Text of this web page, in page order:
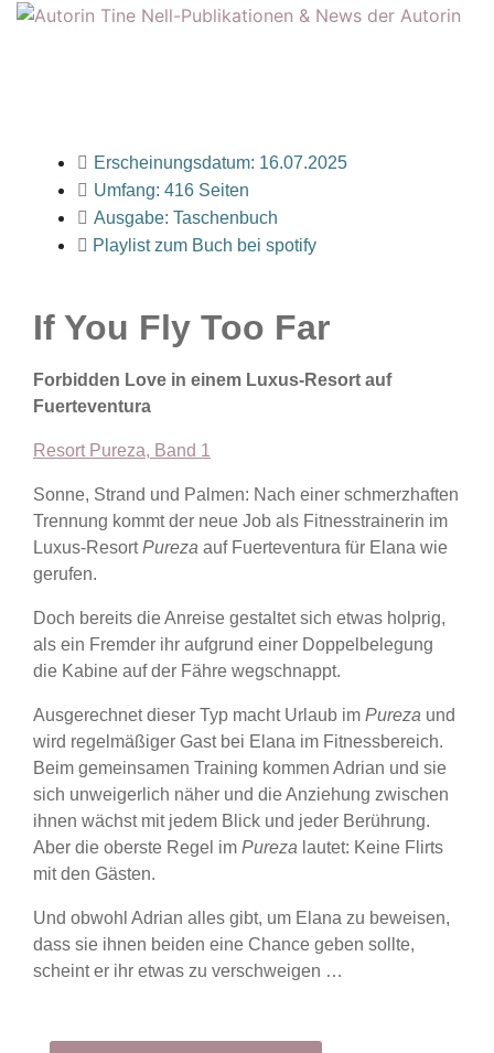
Erscheinungsdatum: 16.07.2025
Umfang: 416 Seiten
Ausgabe: Taschenbuch
Playlist zum Buch bei spotify
If You Fly Too Far
Forbidden Love in einem Luxus-Resort auf
Fuerteventura
Resort Pureza, Band 1
Sonne, Strand und Palmen: Nach einer schmerzhaften
Trennung kommt der neue Job als Fitnesstrainerin im
Luxus-ResortPureza auf Fuerteventura für Elana wie
gerufen.
Doch bereits die Anreise gestaltet sich etwas holprig,
als ein Fremder ihr aufgrund einer Doppelbelegung
die Kabine auf der Fähre wegschnappt.
Ausgerechnet dieser Typ macht Urlaub im Pureza und
wird regelmäßiger Gast bei Elana im Fitnessbereich.
Beim gemeinsamen Training kommen Adrian und sie
sich unweigerlich näher und die Anziehung zwischen
ihnen wächst mit jedem Blick und jeder Berührung.
Aber die oberste Regel im Pureza lautet: Keine Flirts
mit den Gästen.
Und obwohl Adrian alles gibt, um Elana zu beweisen,
dass sie ihnen beiden eine Chance geben sollte,
scheint er ihr etwas zu verschweigen …